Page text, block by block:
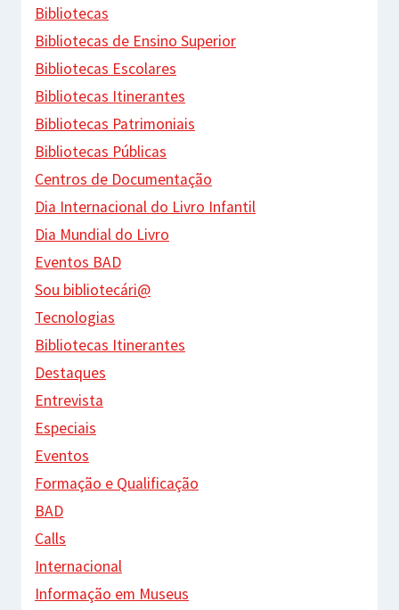
Bibliotecas
Bibliotecas de Ensino Superior
Bibliotecas Escolares
Bibliotecas Itinerantes
Bibliotecas Patrimoniais
Bibliotecas Públicas
Centros de Documentação
Dia Internacional do Livro Infantil
Dia Mundial do Livro
Eventos BAD
Sou bibliotecári@
Tecnologias
Bibliotecas Itinerantes
Destaques
Entrevista
Especiais
Eventos
Formação e Qualificação
BAD
Calls
Internacional
Informação em Museus